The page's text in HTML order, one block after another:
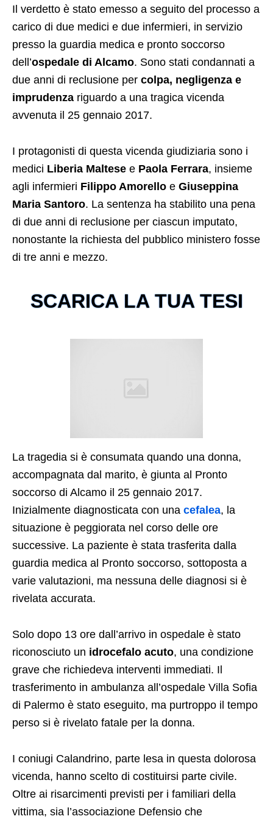
Il verdetto è stato emesso a seguito del processo a
carico di due medici e due infermieri, in servizio
presso la guardia medica e pronto soccorso
dell’ospedale di Alcamo. Sono stati condannati a
due anni di reclusione per colpa, negligenza e
imprudenza riguardo a una tragica vicenda
avvenuta il 25 gennaio 2017.
I protagonisti di questa vicenda giudiziaria sono i
medici Liberia Maltese e Paola Ferrara, insieme
agli infermieri Filippo Amorello e Giuseppina
Maria Santoro. La sentenza ha stabilito una pena
di due anni di reclusione per ciascun imputato,
nonostante la richiesta del pubblico ministero fosse
di tre anni e mezzo.
SCARICA LA TUA TESI
La tragedia si è consumata quando una donna,
accompagnata dal marito, è giunta al Pronto
soccorso di Alcamo il 25 gennaio 2017.
Inizialmente diagnosticata con una cefalea, la
situazione è peggiorata nel corso delle ore
successive. La paziente è stata trasferita dalla
guardia medica al Pronto soccorso, sottoposta a
varie valutazioni, ma nessuna delle diagnosi si è
rivelata accurata.
Solo dopo 13 ore dall’arrivo in ospedale è stato
riconosciuto un idrocefalo acuto, una condizione
grave che richiedeva interventi immediati. Il
trasferimento in ambulanza all’ospedale Villa Sofia
di Palermo è stato eseguito, ma purtroppo il tempo
perso si è rivelato fatale per la donna.
I coniugi Calandrino, parte lesa in questa dolorosa
vicenda, hanno scelto di costituirsi parte civile.
Oltre ai risarcimenti previsti per i familiari della
vittima, sia l’associazione Defensio che